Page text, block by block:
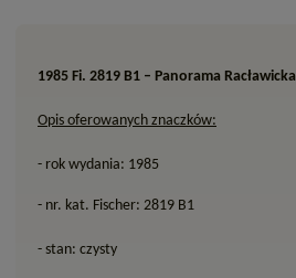
1985 Fi. 2819 B1 – Panorama Racławicka
Opis oferowanych znaczków:
- rok wydania: 1985
- nr. kat. Fischer: 2819 B1
- stan: czysty